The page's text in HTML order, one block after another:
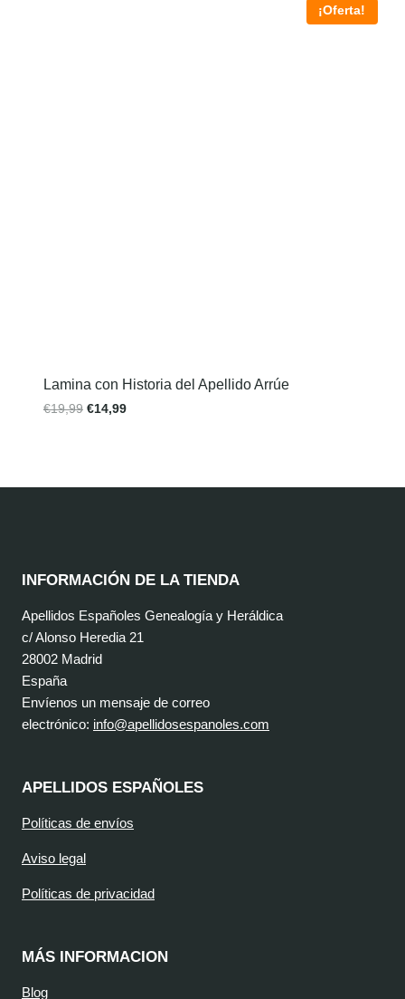
¡Oferta!
Lamina con Historia del Apellido Arrúe
€19,99 €14,99
INFORMACIÓN DE LA TIENDA
Apellidos Españoles Genealogía y Heráldica
c/ Alonso Heredia 21
28002 Madrid
España
Envíenos un mensaje de correo
electrónico: info@apellidosespanoles.com
APELLIDOS ESPAÑOLES
Políticas de envíos
Aviso legal
Políticas de privacidad
MÁS INFORMACION
Blog